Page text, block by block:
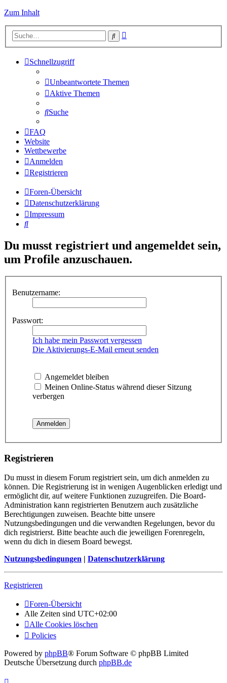
Zum Inhalt
Suche
Schnellzugriff
Unbeantwortete Themen
Aktive Themen
Suche
FAQ
Website
Wettbewerbe
Anmelden
Registrieren
Foren-Übersicht
Datenschutzerklärung
Impressum
Suche
Du musst registriert und angemeldet sein,
um Profile anzuschauen.
Benutzername:
Passwort:
Ich habe mein Passwort vergessen
Die Aktivierungs-E-Mail erneut senden
Angemeldet bleiben
Meinen Online-Status während dieser Sitzung
verbergen
Registrieren
Du musst in diesem Forum registriert sein, um dich anmelden zu
können. Die Registrierung ist in wenigen Augenblicken erledigt und
ermöglicht dir, auf weitere Funktionen zuzugreifen. Die Board-
Administration kann registrierten Benutzern auch zusätzliche
Berechtigungen zuweisen. Beachte bitte unsere
Nutzungsbedingungen und die verwandten Regelungen, bevor du
dich registrierst. Bitte beachte auch die jeweiligen Forenregeln,
wenn du dich in diesem Board bewegst.
Nutzungsbedingungen | Datenschutzerklärung
Registrieren
Foren-Übersicht
Alle Zeiten sind UTC+02:00
Alle Cookies löschen
Policies
Powered by phpBB® Forum Software © phpBB Limited
Deutsche Übersetzung durch phpBB.de